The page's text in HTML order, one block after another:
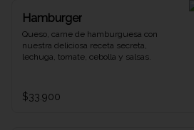
Hamburger
Queso, carne de hamburguesa con
nuestra deliciosa receta secreta,
lechuga, tomate, cebolla y salsas.
$33.900